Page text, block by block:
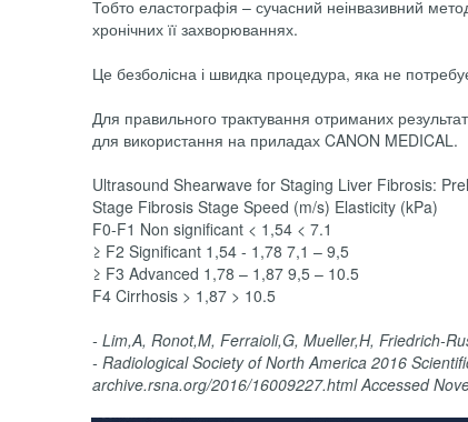
Тобто еластографія – сучасний неінвазивний
хронічних її захворюваннях.
Це безболісна і швидка процедура, яка не
Для правильного трактування отриманих
для використання на приладах CANON MEDICAL.
Ultrasound Shearwave for Staging Liver Fibrosis:
Stage Fibrosis Stage Speed (m/s) Elasticity (kPa)
F0-F1 Non significant < 1,54 < 7.1
≥ F2 Significant 1,54 - 1,78 7,1 – 9,5
≥ F3 Advanced 1,78 – 1,87 9,5 – 10.5
F4 Cirrhosis > 1,87 > 10.5
- Lim,A, Ronot,M, Ferraioli,G, Mueller,H, Friedrich-
- Radiological Society of North America 2016
archive.rsna.org/2016/16009227.html Accessed